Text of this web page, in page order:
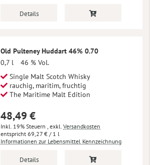
Details
Old Pulteney Huddart 46% 0.70
0,7 l
46 % Vol.
Single Malt Scotch Whisky
rauchig, maritim, fruchtig
The Maritime Malt Edition
48,49 €
Inkl. 19% Steuern , exkl. Versandkosten
69,27 € / 1 l
Informationen zur Lebensmittel Kennzeichnung
Details